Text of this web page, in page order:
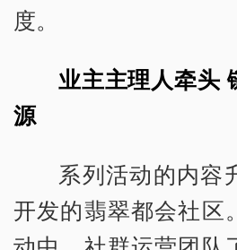
度。
业主主理人牵头
源
系列活动的内容
开发的翡翠都会社区